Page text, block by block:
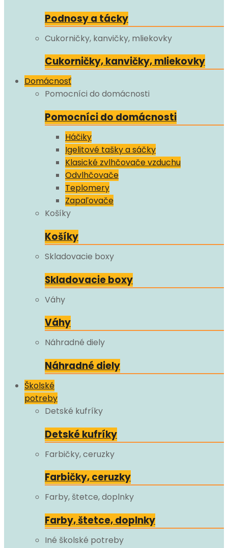
Podnosy a tácky
Cukorničky, kanvičky, mliekovky
Cukorničky, kanvičky, mliekovky
Domácnosť
Pomocníci do domácnosti
Pomocníci do domácnosti
Háčiky
Igelitové tašky a sáčky
Klasické zvlhčovače vzduchu
Odvlhčovače
Teplomery
Zapaľovače
Košíky
Košíky
Skladovacie boxy
Skladovacie boxy
Váhy
Váhy
Náhradné diely
Náhradné diely
Školské
potreby
Detské kufríky
Detské kufríky
Farbičky, ceruzky
Farbičky, ceruzky
Farby, štetce, doplnky
Farby, štetce, doplnky
Iné školské potreby